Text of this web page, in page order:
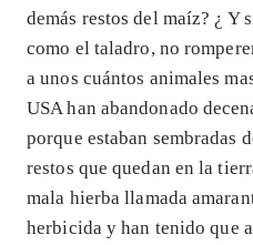
demás restos del maíz? ¿ Y
como el taladro, no
a unos cuántos animales
USA han abandonado
porque estaban sembradas
restos que quedan en la
mala hierba llamada
herbicida y han tenido que